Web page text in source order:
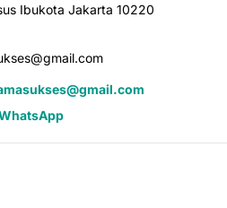
Ibukota Jakarta 10220